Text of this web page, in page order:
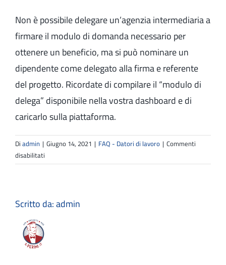
Non è possibile delegare un’agenzia intermediaria a
firmare il modulo di domanda necessario per
ottenere un beneficio, ma si può nominare un
dipendente come delegato alla firma e referente
del progetto. Ricordate di compilare il “modulo di
delega” disponibile nella vostra dashboard e di
caricarlo sulla piattaforma.
Di admin | Giugno 14, 2021 | FAQ - Datori di lavoro | Commenti
disabilitati
Posso
intermediaria
Scritto da:admin